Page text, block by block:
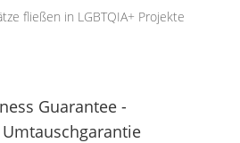
fließen in LGBTQIA+ Projekte
Guarantee -
Umtauschgarantie